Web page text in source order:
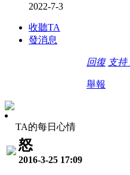
2022-7-3
收聽TA
發消息
回復 支持
舉報
TA的每日心情
怒
2016-3-25 17:09